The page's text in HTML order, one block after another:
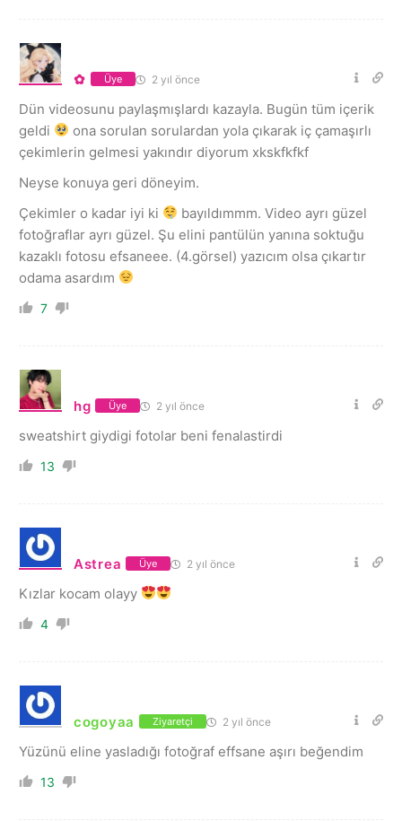
✿ Üye 2 yıl önce
Dün videosunu paylaşmışlardı kazayla. Bugün tüm içerik
geldi
ona sorulan sorulardan yola çıkarak iç çamaşırlı
çekimlerin gelmesi yakındır diyorum xkskfkfkf
Neyse konuya geri döneyim.
Çekimler o kadar iyi ki
bayıldımmm. Video ayrı güzel
fotoğraflar ayrı güzel. Şu elini pantülün yanına soktuğu
kazaklı fotosu efsaneee. (4.görsel) yazıcım olsa çıkartır
odama asardım
7
hg Üye 2 yıl önce
sweatshirt giydigi fotolar beni fenalastirdi
13
Astrea Üye 2 yıl önce
Kızlar kocam olayy
4
cogoyaa Ziyaretçi 2 yıl önce
Yüzünü eline yasladığı fotoğraf effsane aşırı beğendim
13